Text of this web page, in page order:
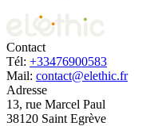
Contact
Tél: +33476900583
Mail: contact@elethic.fr
Adresse
13, rue Marcel Paul
38120 Saint Egrève